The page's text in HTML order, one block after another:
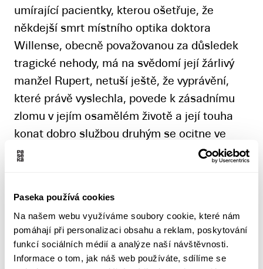
Paseka používá cookies
Na našem webu využíváme soubory cookie, které nám
pomáhají při personalizaci obsahu a reklam, poskytování
funkcí sociálních médií a analýze naší návštěvnosti.
Informace o tom, jak náš web používáte, sdílíme se
umírající pacientky, kterou ošetřuje, že
někdejší smrt místního optika doktora
Willense, obecně považovanou za důsledek
tragické nehody, má na svědomí její žárlivý
manžel Rupert, netuší ještě, že vyprávění,
které právě vyslechla, povede k zásadnímu
zlomu v jejím osamělém životě a její touha
konat dobro službou druhým se ocitne ve
zcela novém světle.
knihách, i v mistrovské titulní povídce a
dalších příbězích své nové sbírky vypráví
Alice Munroová o sváru rozumu a citu v
lidském nitru a osudných maličkostech, jež